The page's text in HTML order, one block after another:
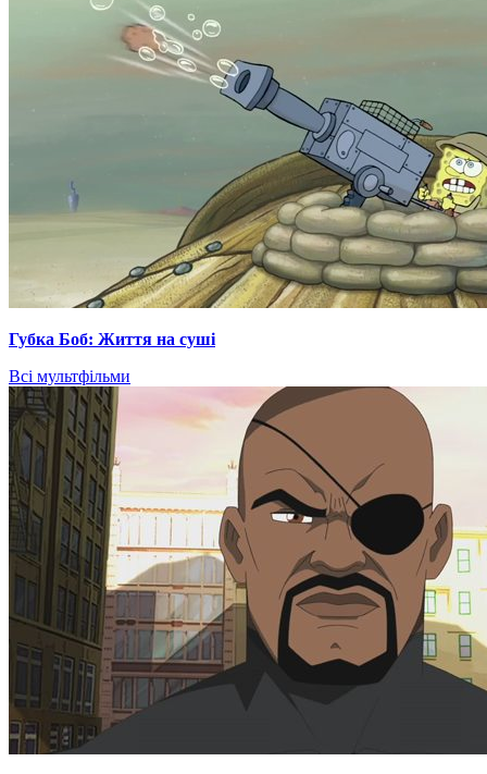
Губка Боб: Життя на суші
Всі мультфільми